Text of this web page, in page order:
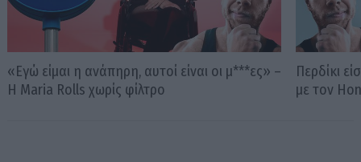
«Εγώ είμαι η ανάπηρη, αυτοί είναι οι μ***ες» –
Η Maria Rolls χωρίς φίλτρο
Περδίκι
με τον